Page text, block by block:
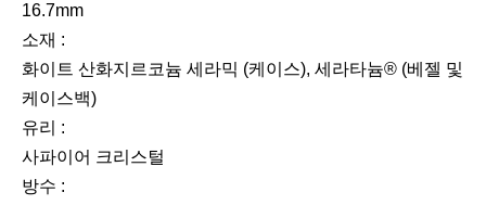
16.7mm
소재 :
화이트 산화지르코늄 세라믹 (케이스), 세라타늄® (베젤 및
케이스백)
유리 :
사파이어 크리스털
방수 :